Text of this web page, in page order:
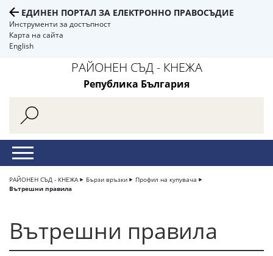
ЕДИНЕН ПОРТАЛ ЗА ЕЛЕКТРОННО ПРАВОСЪДИЕ
Инструменти за достъпност
Карта на сайта
English
РАЙОНЕН СЪД - КНЕЖА
Република България
РАЙОНЕН СЪД - КНЕЖА Бързи връзки
Профил на купувача
Вътрешни правила
Вътрешни правила